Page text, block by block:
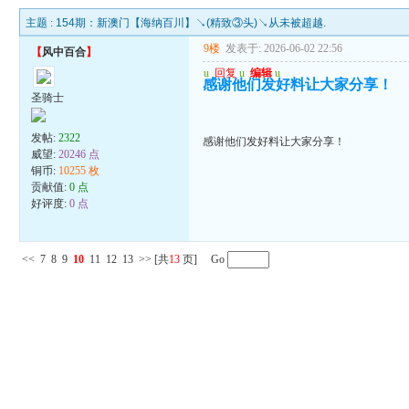
主题 : 154期：新澳门【海纳百川】↘(精致③头)↘从未被超越.
【风中百合】
圣骑士
发帖:2322
威望:20246 点
铜币: 10255 枚
贡献值:0 点
好评度:0 点
9楼 发表于: 2026-06-02 22:56
u 回复 u 编辑 u
感谢他们发好料让大家分享！
感谢他们发好料让大家分享！
<< 7 8 9 10 11 12 13 >> [共13 页] Go